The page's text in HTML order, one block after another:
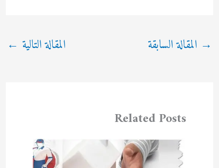
→ المقالة السابقة المقالة التالية ←
Related Posts